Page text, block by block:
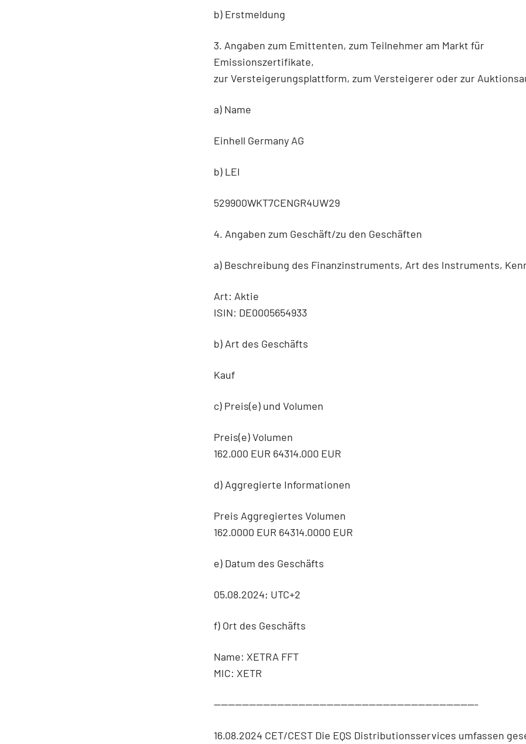
b) Erstmeldung
3. Angaben zum Emittenten, zum Teilnehmer am Markt für
Emissionszertifikate,
zur Versteigerungsplattform, zum Versteigerer oder zur
a) Name
Einhell Germany AG
b) LEI
529900WKT7CENGR4UW29
4. Angaben zum Geschäft/zu den Geschäften
a) Beschreibung des Finanzinstruments, Art des Instruments,
Art: Aktie
ISIN: DE0005654933
b) Art des Geschäfts
Kauf
c) Preis(e) und Volumen
Preis(e) Volumen
162.000 EUR 64314.000 EUR
d) Aggregierte Informationen
Preis Aggregiertes Volumen
162.0000 EUR 64314.0000 EUR
e) Datum des Geschäfts
05.08.2024; UTC+2
f) Ort des Geschäfts
Name: XETRA FFT
MIC: XETR
---------------------------------------------------------------------------
16.08.2024 CET/CEST Die EQS Distributionsservices umfassen